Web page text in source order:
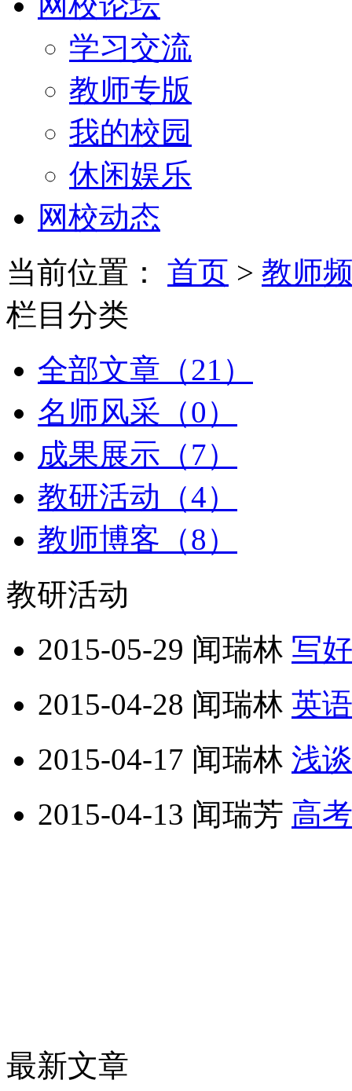
学习交流
教师专版
我的校园
休闲娱乐
网校动态
当前位置： 首页 > 教师
栏目分类
全部文章（21）
名师风采（0）
成果展示（7）
教研活动（4）
教师博客（8）
教研活动
2015-05-29 闻瑞林 写
2015-04-28 闻瑞林 英
2015-04-17 闻瑞林 浅
2015-04-13 闻瑞芳 高
最新文章